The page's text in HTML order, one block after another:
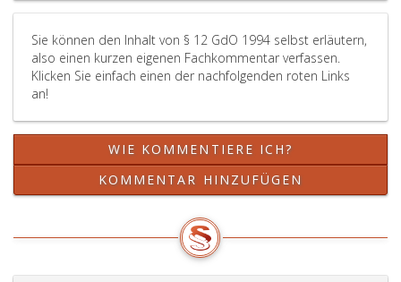
Sie können den Inhalt von § 12 GdO 1994 selbst erläutern,
also einen kurzen eigenen Fachkommentar verfassen.
Klicken Sie einfach einen der nachfolgenden roten Links
an!
WIE KOMMENTIERE ICH?
KOMMENTAR HINZUFÜGEN